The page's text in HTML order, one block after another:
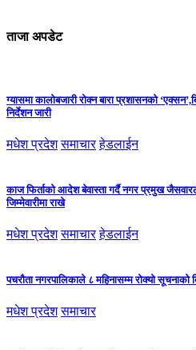
ताजा अपडेट
ग्यासमा कालोबजारी रोक्न बारा प्रशासनको
निर्देशन जारी
मधेश प्रदेश समाचार हेडलाईन
काज फिर्ताको आदेश बेवास्ता गर्दै नगर प्रमुख
जिम्मेवारीमा राखे
मधेश प्रदेश समाचार हेडलाईन
पचरौता नगरपालिकाले ८ महिनासम्म रोक्यो
मधेश प्रदेश समाचार